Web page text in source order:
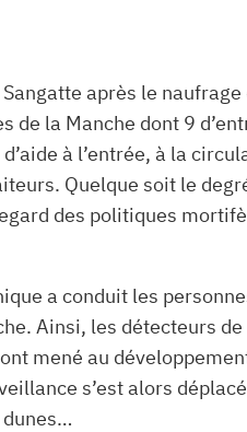
après le
de la Manche dont 9
à l’entrée, à la
Quelque soit le
des politiques
a conduit les
Ainsi, les détecteurs
mené au
s’est alors
dunes…